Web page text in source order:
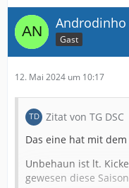
Androdinho
Gast
12. Mai 2024 um 10:17
Zitat von TG DSC
Das eine hat mit
Unbehaun ist lt.
gewesen diese